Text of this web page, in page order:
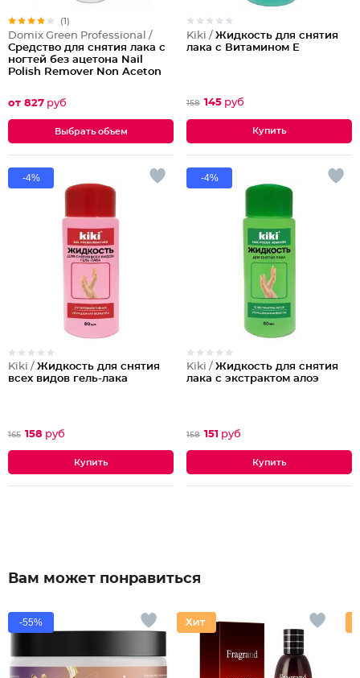
(1)
Domix Green Professional /
Средство для снятия лака с
ногтей без ацетона Nail
Polish Remover Non Aceton
от 827 руб
Выбрать объем
Kiki / Жидкость для снятия
лака с Витамином Е
158 145 руб
-4%
Kiki / Жидкость для снятия
всех видов гель-лака
165 158 руб
-4%
Kiki / Жидкость для снятия
лака с экстрактом алоэ
158 151 руб
Вам может понравиться
-55%